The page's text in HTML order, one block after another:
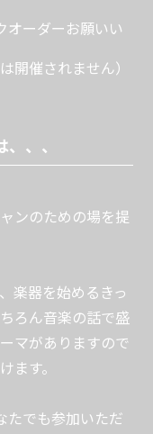
ーダーお願いい
開催されません）
、、
ンのための場を提
楽器を始めるきっ
ろん音楽の話で盛
マがありますので
ます。
たでも参加いただ